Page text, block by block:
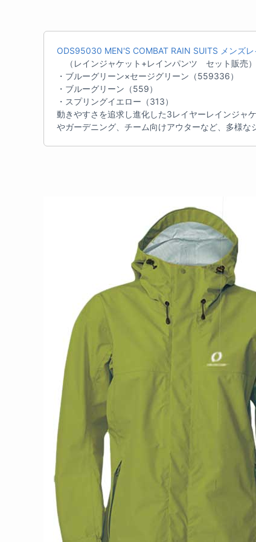
ODS95030 MEN'S COMBAT RAIN SUITS メンズレ
（レインジャケット+レインパンツ セット販売）
・ブルーグリーン×セージグリーン（559336）
・ブルーグリーン（559）
・スプリングイエロー（313）
動きやすさを追求し進化した3レイヤーレインジャ
やガーデニング、チーム向けアウターなど、多様な